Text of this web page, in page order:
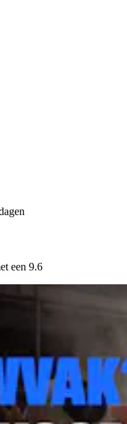
een 9.6